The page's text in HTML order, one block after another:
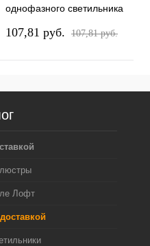
однофазного светильника
белый песок/золото
107,81 pуб. 107,81 pуб.
Лофт